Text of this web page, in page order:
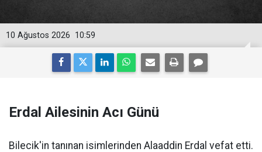
10:59
10 Ağustos 2026
Erdal Ailesinin Acı Günü
Bilecik'in tanınan isimlerinden Alaaddin Erdal vefat etti.